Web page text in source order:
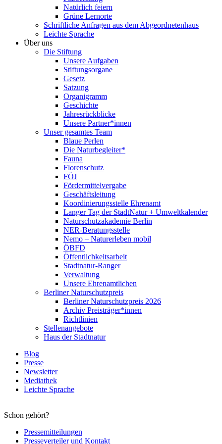
Natürlich feiern
Grüne Lernorte
Schriftliche Anfragen aus dem Abgeordnetenhaus
Leichte Sprache
Über uns
Die Stiftung
Unsere Aufgaben
Stiftungsorgane
Gesetz
Satzung
Organigramm
Geschichte
Jahresrückblicke
Unsere Partner*innen
Unser gesamtes Team
Blaue Perlen
Die Naturbegleiter*
Fauna
Florenschutz
FÖJ
Fördermittelvergabe
Geschäftsleitung
Koordinierungsstelle Ehrenamt
Langer Tag der StadtNatur + Umweltkalender
Naturschutzakademie Berlin
NER-Beratungsstelle
Nemo – Naturerleben mobil
ÖBFD
Öffentlichkeitsarbeit
Stadtnatur-Ranger
Verwaltung
Unsere Ehrenamtlichen
Berliner Naturschutzpreis
Berliner Naturschutzpreis 2026
Archiv Preisträger*innen
Richtlinien
Stellenangebote
Haus der Stadtnatur
Blog
Presse
Newsletter
Mediathek
Leichte Sprache
Schon gehört?
Pressemitteilungen
Presseverteiler und Kontakt